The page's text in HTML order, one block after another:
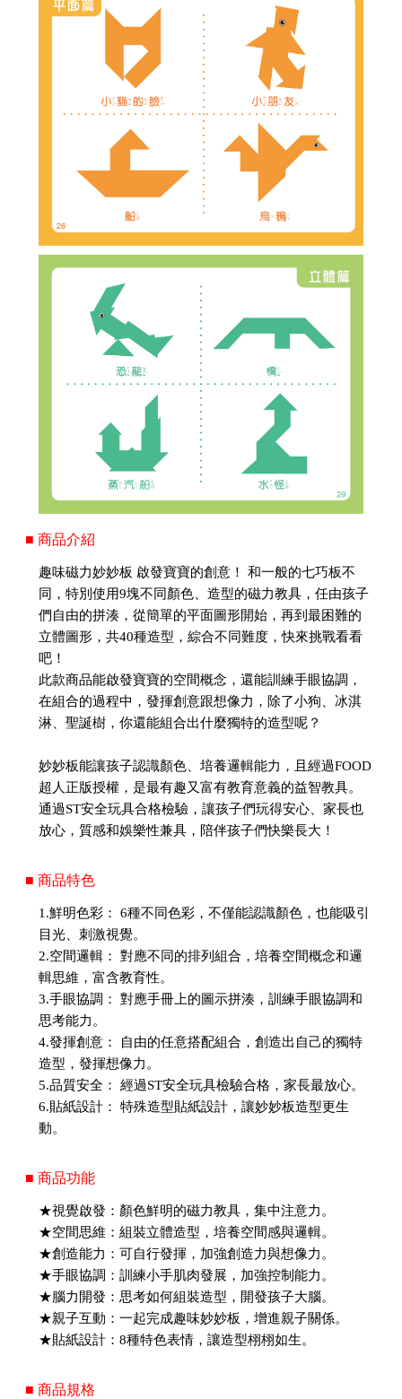
■ 商品介紹
趣味磁力妙妙板 啟發寶寶的創意！ 和一般的七巧板不
同，特別使用9塊不同顏色、造型的磁力教具，任由孩子
們自由的拼湊，從簡單的平面圖形開始，再到最困難的
立體圖形，共40種造型，綜合不同難度，快來挑戰看看
吧！
此款商品能啟發寶寶的空間概念，還能訓練手眼協調，
在組合的過程中，發揮創意跟想像力，除了小狗、冰淇
淋、聖誕樹，你還能組合出什麼獨特的造型呢？
妙妙板能讓孩子認識顏色、培養邏輯能力，且經過FOOD
超人正版授權，是最有趣又富有教育意義的益智教具。
通過ST安全玩具合格檢驗，讓孩子們玩得安心、家長也
放心，質感和娛樂性兼具，陪伴孩子們快樂長大！
■ 商品特色
1.鮮明色彩： 6種不同色彩，不僅能認識顏色，也能吸引
目光、刺激視覺。
2.空間邏輯： 對應不同的排列組合，培養空間概念和邏
輯思維，富含教育性。
3.手眼協調： 對應手冊上的圖示拼湊，訓練手眼協調和
思考能力。
4.發揮創意： 自由的任意搭配組合，創造出自己的獨特
造型，發揮想像力。
5.品質安全： 經過ST安全玩具檢驗合格，家長最放心。
6.貼紙設計： 特殊造型貼紙設計，讓妙妙板造型更生
動。
■ 商品功能
★視覺啟發：顏色鮮明的磁力教具，集中注意力。
★空間思維：組裝立體造型，培養空間感與邏輯。
★創造能力：可自行發揮，加強創造力與想像力。
★手眼協調：訓練小手肌肉發展，加強控制能力。
★腦力開發：思考如何組裝造型，開發孩子大腦。
★親子互動：一起完成趣味妙妙板，增進親子關係。
★貼紙設計：8種特色表情，讓造型栩栩如生。
■ 商品規格